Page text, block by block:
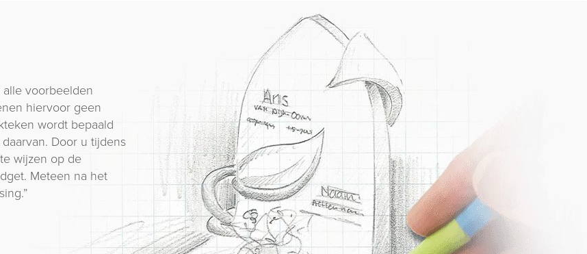
voorbeelden
hiervoor geen
wordt bepaald
Door u tijdens
wijzen op de
Meteen na het